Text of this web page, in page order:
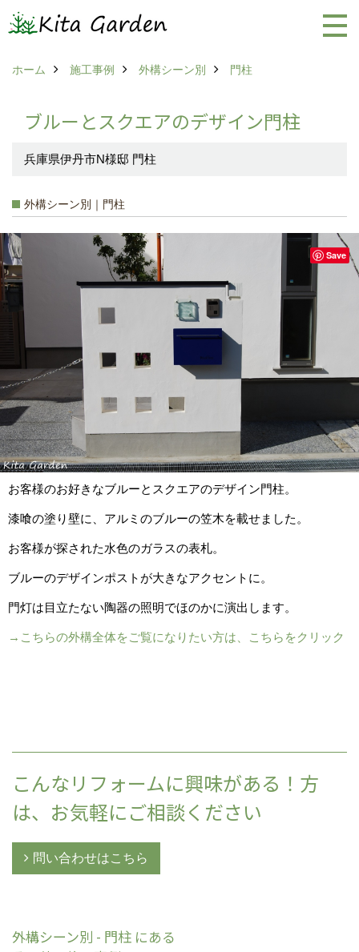
ホーム 施工事例 外構シーン別 門柱
ブルーとスクエアのデザイン門柱
兵庫県伊丹市N様邸 門柱
外構シーン別｜門柱
お客様のお好きなブルーとスクエアのデザイン門柱。
漆喰の塗り壁に、アルミのブルーの笠木を載せました。
お客様が探された水色のガラスの表札。
ブルーのデザインポストが大きなアクセントに。
門灯は目立たない陶器の照明でほのかに演出します。
→こちらの外構全体をご覧になりたい方は、こちらをクリック
Save
こんなリフォームに興味がある！方
は、お気軽にご相談ください
問い合わせはこちら
外構シーン別 - 門柱 にある